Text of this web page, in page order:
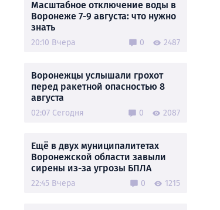
Масштабное отключение воды в
Воронеже 7-9 августа: что нужно
знать
20:10 Вчера 0 2487
Воронежцы услышали грохот
перед ракетной опасностью 8
августа
02:07 Сегодня 0 2087
Ещё в двух муниципалитетах
Воронежской области завыли
сирены из-за угрозы БПЛА
22:45 Вчера 0 1215